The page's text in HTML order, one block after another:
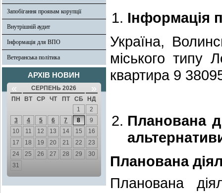
Запобігання проявам корупції
Внутрішній аудит
Інформація для ВПО
Ветеранська політика
АРХІВ НОВИН
« СЕРПЕНЬ 2026 »
ПН ВТ СР ЧТ ПТ СБ
НД
1
2
3
4 5 6 7 8
9
10
11 12 13 14 15
16
17
18 19 20 21 22
23
24
25 26 27 28 29
30
31
Інформація
Україна,
міського типу
квартира 9
Планована
Планована
Планована